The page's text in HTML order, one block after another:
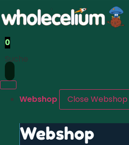
0
Suche
Webshop Close Webshop
Webshop